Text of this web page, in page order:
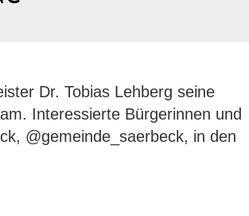
Dr. Tobias Lehberg seine
Interessierte Bürgerinnen und
@gemeinde_saerbeck, in den